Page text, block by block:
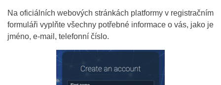
Na oficiálních webových stránkách platformy v registračním
formuláři vyplňte všechny potřebné informace o vás, jako je
jméno, e-mail, telefonní číslo.